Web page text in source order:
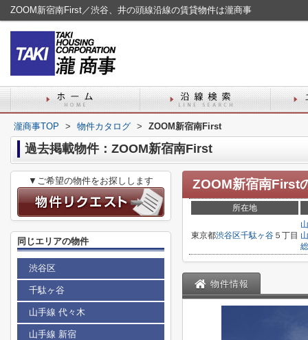
ZOOM新宿南First／渋谷、井の頭線沿線の賃貸物件は瀧商事
瀧商事TOP > 物件カタログ > ZOOM新宿南First
過去掲載物件：ZOOM新宿南First
ZOOM新宿南First
所在地
東京都渋谷区千駄ヶ谷 ５丁目
物件情報
▼ご希望の物件をお探しします
同じエリアの物件
渋谷区
千駄ヶ谷
山手線 代々木
山手線 新宿